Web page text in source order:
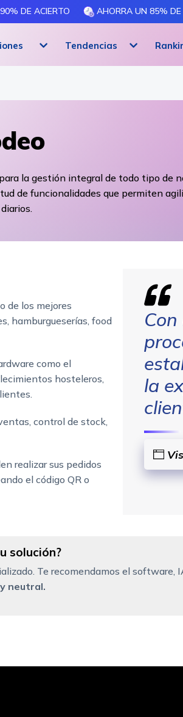
90% DE ACIERTO AHORRA UN 85% DE
Tendencias
la gestión integral de todo tipo de
de funcionalidades que permiten
de los mejores
hamburgueserías, food
como el
hosteleros,
control de stock,
realizar sus pedidos
el código QR o
Con
la
solución?
Te recomendamos el software,
neutral.